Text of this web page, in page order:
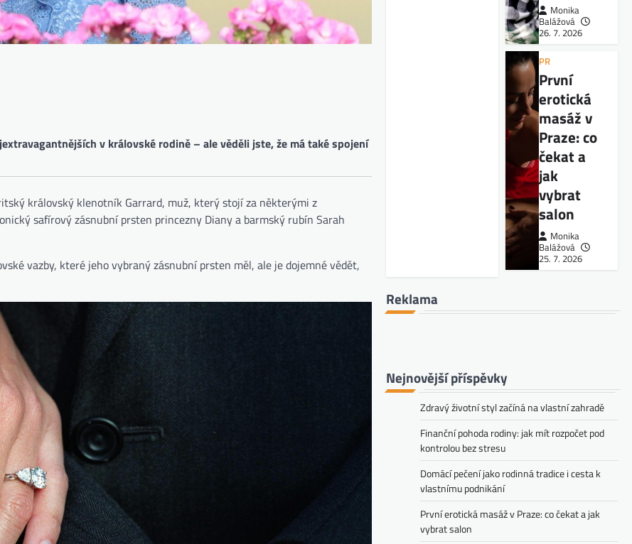
v královské rodině – ale věděli jste, že má také spojení
královský klenotník Garrard, muž, který stojí za některými z
safírový zásnubní prsten princezny Diany a barmský rubín Sarah
vazby, které jeho vybraný zásnubní prsten měl, ale je dojemné vědět,
Monika
Balážová
26. 7. 2026
PR
První
erotická
masáž v
Praze: co
čekat a
jak
vybrat
salon
Monika
Balážová
25. 7. 2026
Reklama
Nejnovější příspěvky
Zdravý životní styl začíná na vlastní zahradě
Finanční pohoda rodiny: jak mít rozpočet pod
kontrolou bez stresu
Domácí pečení jako rodinná tradice i cesta k
vlastnímu podnikání
První erotická masáž v Praze: co čekat a jak
vybrat salon